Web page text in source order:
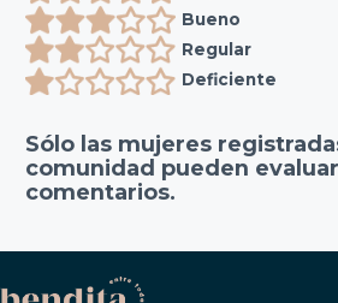
Bueno
Regular
Deficiente
Sólo las mujeres
comunidad pueden
comentarios.